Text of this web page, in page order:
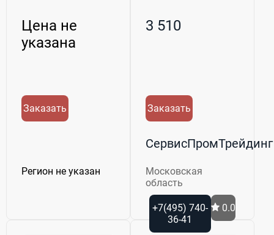
Цена не
указана
Заказать
Регион не указан
ACL-HI 5-3,5
3 510
Заказать
СервисПромТрейдинг
Московская
область
+7(495) 740-
36-41
0.0